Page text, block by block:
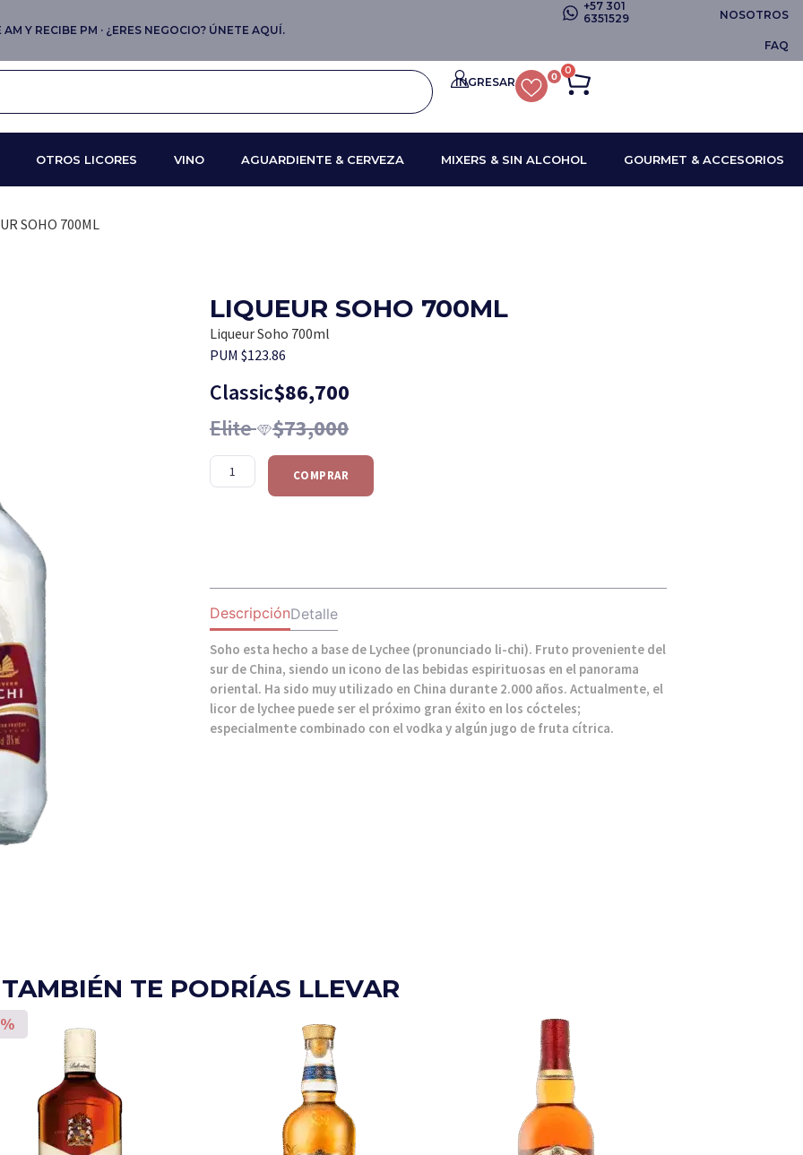
Y RECIBE PM · ¿ERES NEGOCIO? ÚNETE AQUÍ.
+57 301
6351529
NOSOTROS
FAQ
INGRESAR 0 0
OTROS LICORES VINO AGUARDIENTE & CERVEZA MIXERS & SIN ALCOHOL GOURMET & ACCESORIOS
SOHO 700ML
LIQUEUR SOHO 700ML
Liqueur Soho 700ml
PUM $123.86
Classic$86,700
Elite $73,000
COMPRAR
DescripciónDetalle
Soho esta hecho a base de Lychee (pronunciado li-chi). Fruto proveniente del
sur de China, siendo un icono de las bebidas espirituosas en el panorama
oriental. Ha sido muy utilizado en China durante 2.000 años. Actualmente, el
licor de lychee puede ser el próximo gran éxito en los cócteles;
especialmente combinado con el vodka y algún jugo de fruta cítrica.
TAMBIÉN TE PODRÍAS LLEVAR